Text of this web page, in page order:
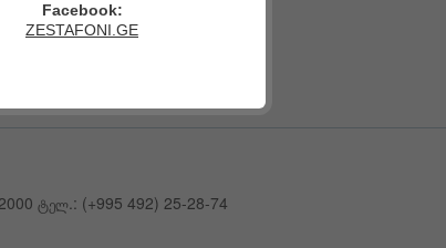
ტელ.: (+995 492) 25-28-74
Facebook:
ZESTAFONI.GE